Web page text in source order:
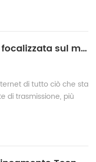
Shinho fusion splicer è più focalizzata sul mercato globale 5G epoca
di tutto ciò che sta
di trasmissione, più